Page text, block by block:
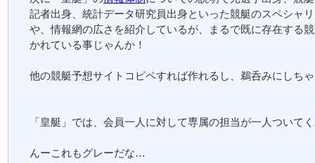
記者出身、統計データ研究員出身といった競艇のスペシャ
や、情報網の広さを紹介しているが、まるで既に存在する
かれている事じゃんか！
他の競艇予想サイトコピペすれば作れるし、鵜呑みにしち
「皇艇」では、会員一人に対して専属の担当が一人ついて
んーこれもグレーだな…